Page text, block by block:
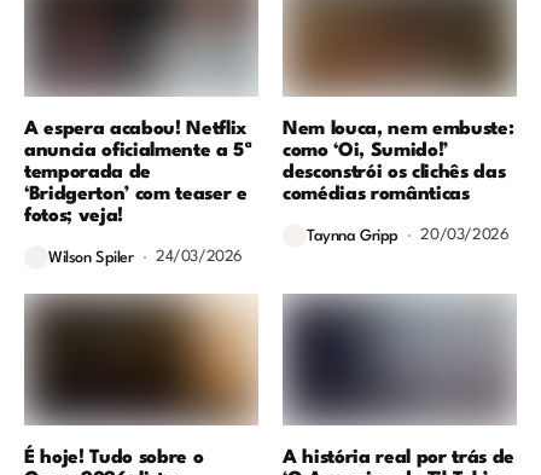
A espera acabou! Netflix
anuncia oficialmente a 5ª
temporada de
‘Bridgerton’ com teaser e
fotos; veja!
Wilson Spiler 24/03/2026
Nem louca, nem embuste:
como ‘Oi, Sumido!’
desconstrói os clichês das
comédias românticas
Taynna Gripp 20/03/2026
É hoje! Tudo sobre o
A história real por trás de